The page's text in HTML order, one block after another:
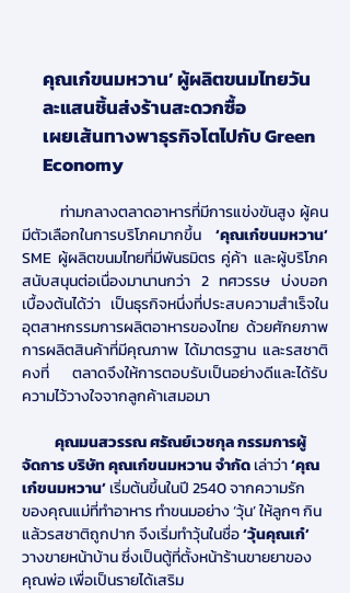
คุณเก๋ขนมหวาน’ ผู้ผลิตขนมไทยวัน
ละแสนชิ้นส่งร้านสะดวกซื้อ
เผยเส้นทางพาธุรกิจโตไปกับ Green
Economy
          ท่ามกลางตลาดอาหารที่มีการแข่งขันสูง ผู้คน
มีตัวเลือกในการบริโภคมากขึ้น
SME ผู้ผลิตขนมไทยที่มีพันธมิตร คู่ค้า และผู้บริโภค
สนับสนุนต่อเนื่องมานานกว่า 2 ทศวรรษ บ่งบอก
เบื้องต้นได้ว่า เป็นธุรกิจหนึ่งที่ประสบความสำเร็จใน
อุตสาหกรรมการผลิตอาหารของไทย ด้วยศักยภาพ
การผลิตสินค้าที่มีคุณภาพ ได้มาตรฐาน และรสชาติ
คงที่ ตลาดจึงให้การตอบรับเป็นอย่างดีและได้รับ
ความไว้วางใจจากลูกค้าเสมอมา
จัดการ บริษัท คุณเก๋ขนมหวาน จำกัด เล่าว่า ‘คุณ
เก๋ขนมหวาน’ เริ่มต้นขึ้นในปี 2540 จากความรัก
ของคุณแม่ที่ทำอาหาร ทำขนมอย่าง ‘วุ้น’ ให้ลูกๆ กิน
แล้วรสชาติถูกปาก จึงเริ่มทำวุ้นในชื่อ ‘วุ้นคุณเก๋’
วางขายหน้าบ้าน ซึ่งเป็นตู้ที่ตั้งหน้าร้านขายยาของ
คุณพ่อ เพื่อเป็นรายได้เสริม